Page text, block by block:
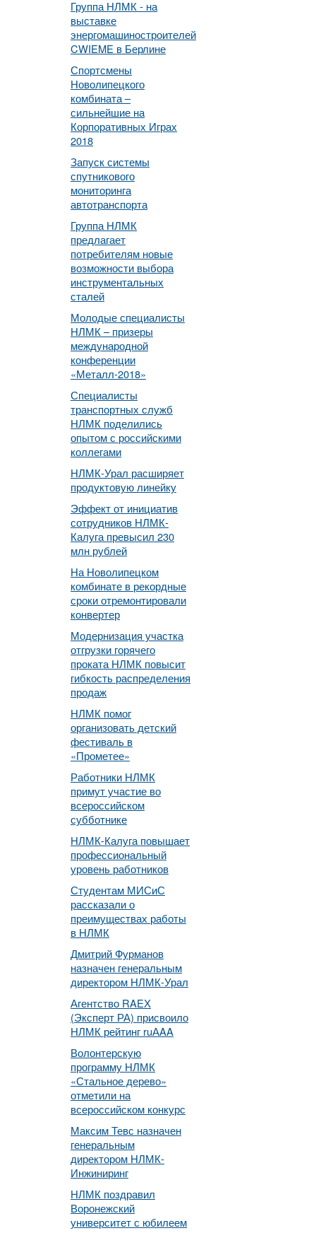
Группа НЛМК - на
выставке
энергомашиностроителей
CWIEME в Берлине
Спортсмены
Новолипецкого
комбината –
сильнейшие на
Корпоративных Играх
2018
Запуск системы
спутникового
мониторинга
автотранспорта
Группа НЛМК
предлагает
потребителям новые
возможности выбора
инструментальных
сталей
Молодые специалисты
НЛМК – призеры
международной
конференции
«Металл-2018»
Специалисты
транспортных служб
НЛМК поделились
опытом с российскими
коллегами
НЛМК-Урал расширяет
продуктовую линейку
Эффект от инициатив
сотрудников НЛМК-
Калуга превысил 230
млн рублей
На Новолипецком
комбинате в рекордные
сроки отремонтировали
конвертер
Модернизация участка
отгрузки горячего
проката НЛМК повысит
гибкость распределения
продаж
НЛМК помог
организовать детский
фестиваль в
«Прометее»
Работники НЛМК
примут участие во
всероссийском
субботнике
НЛМК-Калуга повышает
профессиональный
уровень работников
Студентам МИСиС
рассказали о
преимуществах работы
в НЛМК
Дмитрий Фурманов
назначен генеральным
директором НЛМК-Урал
Агентство RAEХ
(Эксперт РА) присвоило
НЛМК рейтинг ruАAA
Волонтерскую
программу НЛМК
«Стальное дерево»
отметили на
всероссийском конкурс
Максим Тевс назначен
генеральным
директором НЛМК-
Инжиниринг
НЛМК поздравил
Воронежский
университет с юбилеем